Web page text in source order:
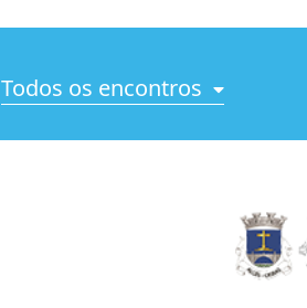
Todos os encontros